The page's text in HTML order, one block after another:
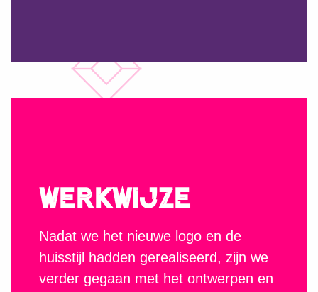
WERKWIJZE
Nadat we het nieuwe logo en de
huisstijl hadden gerealiseerd, zijn we
verder gegaan met het ontwerpen en